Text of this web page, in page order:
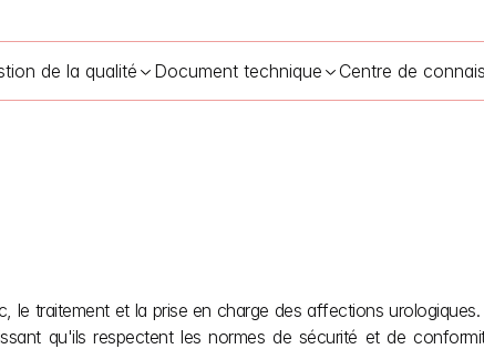
de la qualité Document technique Centre de
qu'ils respectent les normes de sécurité et de